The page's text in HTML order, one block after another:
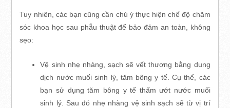
Tuy nhiên, các bạn cũng cần chú ý thực hiện chế độ chăm
sóc khoa học sau phẫu thuật để bảo đảm an toàn, không
sẹo:
Vệ sinh nhẹ nhàng, sạch sẽ vết thương bằng dung
dịch nước muối sinh lý, tăm bông y tế. Cụ thể, các
bạn sử dụng tăm bông y tế thấm ướt nước muối
sinh lý. Sau đó nhẹ nhàng vệ sinh sạch sẽ từ vị trí